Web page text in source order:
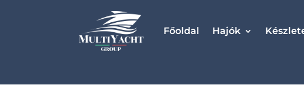
Főoldal Hajók